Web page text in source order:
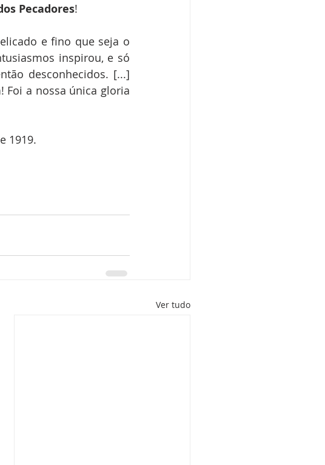
Pecadores!
e fino que seja o
inspirou, e só
desconhecidos. [...]
Foi a nossa única gloria
1919.
Ver tudo